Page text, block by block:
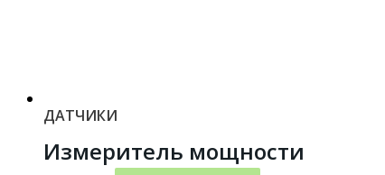
ДАТЧИКИ
Измеритель мощности